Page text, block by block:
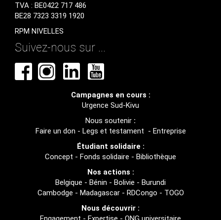
TVA : BE0422 717 486
BE28 7323 3319 1920
RPM NIVELLES
Suivez-nous sur ...
Campagnes en cours :
Urgence Sud-Kivu
Nous soutenir :
Faire un don - Legs et testament - Entreprise
Étudiant solidaire :
Concept - Fonds solidaire - Bibliothèque
Nos actions :
Belgique - Bénin - Bolivie - Burundi
Cambodge - Madagascar- RDCongo - TOGO
Nous découvrir :